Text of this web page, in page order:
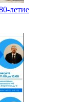
летие